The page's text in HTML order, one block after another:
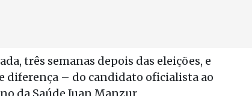
três semanas depois das eleições, e
diferença – do candidato oficialista ao